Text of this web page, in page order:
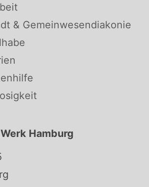
& Gemeinwesendiakonie
Hamburg